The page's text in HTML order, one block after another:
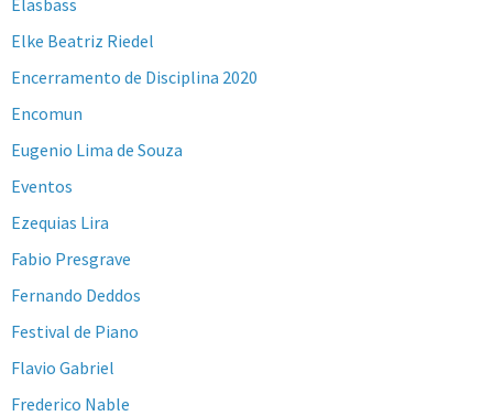
Elke Beatriz Riedel
Encerramento de Disciplina 2020
Encomun
Eugenio Lima de Souza
Eventos
Ezequias Lira
Fabio Presgrave
Fernando Deddos
Festival de Piano
Flavio Gabriel
Frederico Nable